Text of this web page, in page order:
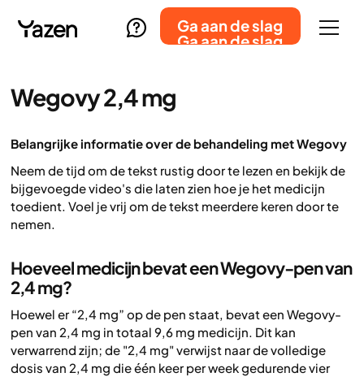
Ga aan de slag
Ga aan de slag
Wegovy 2,4 mg
Belangrijke informatie over de behandeling met Wegovy
Neem de tijd om de tekst rustig door te lezen en bekijk de
bijgevoegde video's die laten zien hoe je het medicijn
toedient. Voel je vrij om de tekst meerdere keren door te
nemen.
Hoeveel medicijn bevat een Wegovy-pen van
2,4 mg?
Hoewel er “2,4 mg” op de pen staat, bevat een Wegovy-
pen van 2,4 mg in totaal 9,6 mg medicijn. Dit kan
verwarrend zijn; de "2,4 mg" verwijst naar de volledige
dosis van 2,4 mg die één keer per week gedurende vier